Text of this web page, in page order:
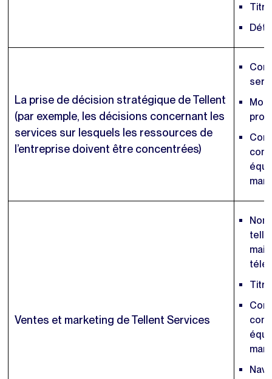
La prise de décision stratégique de Tellent
(par exemple, les décisions concernant les
services sur lesquels les ressources de
l’entreprise doivent être concentrées)
Ventes et marketing de Tellent Services
mail